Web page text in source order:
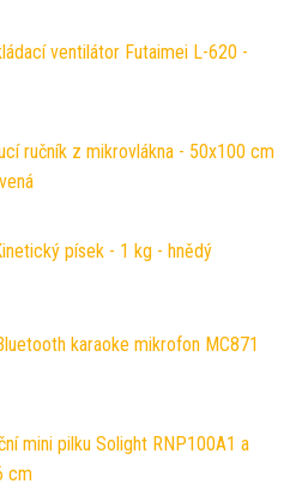
ventilátor Futaimei L-620 -
ručník z mikrovlákna - 50x100 cm
písek - 1 kg - hnědý
karaoke mikrofon MC871
mini pilku Solight RNP100A1 a
cm